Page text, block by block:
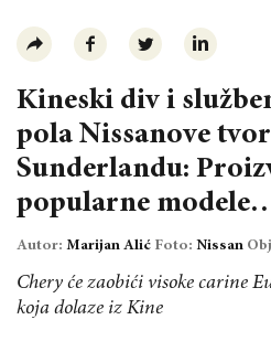
Kineski div i
pola Nissanove
Sunderlandu:
popularne
Autor: Marijan Alić Foto: Nissan
Chery će zaobići visoke carine
koja dolaze iz Kine